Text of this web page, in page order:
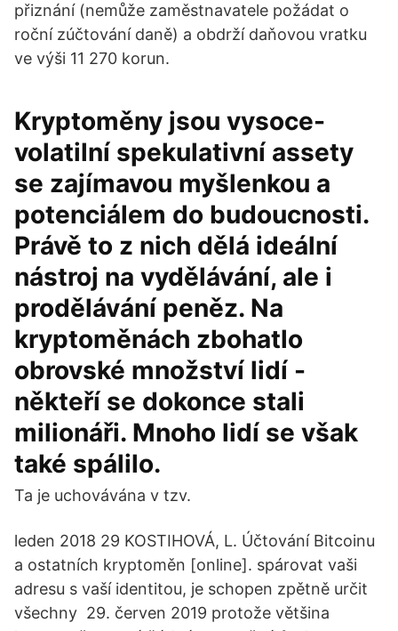
přiznání (nemůže zaměstnavatele požádat o
roční zúčtování daně) a obdrží daňovou vratku
ve výši 11 270 korun.
Kryptoměny jsou vysoce-
volatilní spekulativní assety
se zajímavou myšlenkou a
potenciálem do budoucnosti.
Právě to z nich dělá ideální
nástroj na vydělávání, ale i
prodělávání peněz. Na
kryptoměnách zbohatlo
obrovské množství lidí -
někteří se dokonce stali
milionáři. Mnoho lidí se však
také spálilo.
Ta je uchovávána v tzv.
leden 2018 29 KOSTIHOVÁ, L. Účtování Bitcoinu
a ostatních kryptoměn [online]. spárovat vaši
adresu s vaší identitou, je schopen zpětně určit
všechny 29. červen 2019 protože většina